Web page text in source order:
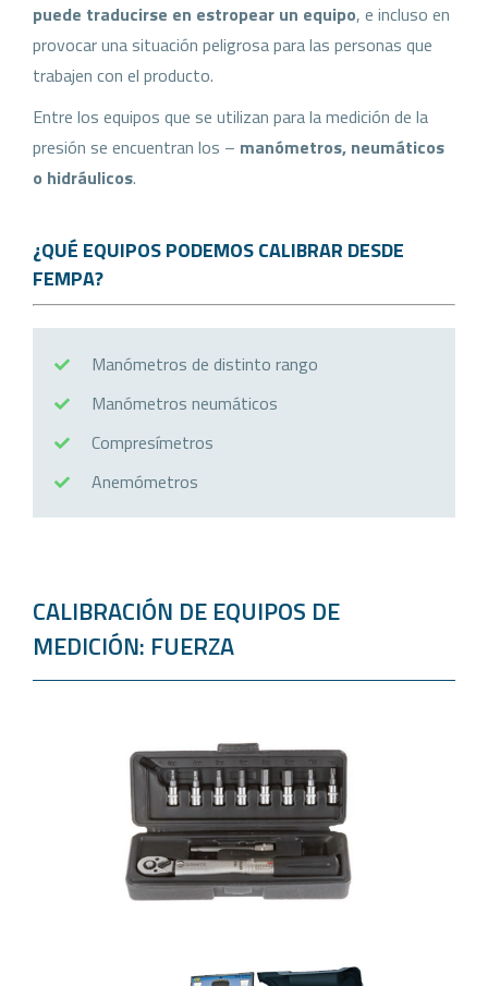
puede traducirse en estropear un equipo, e incluso en
provocar una situación peligrosa para las personas que
trabajen con el producto.
Entre los equipos que se utilizan para la medición de la
presión se encuentran los – manómetros, neumáticos
o hidráulicos.
¿QUÉ EQUIPOS PODEMOS CALIBRAR DESDE
FEMPA?
Manómetros de distinto rango
Manómetros neumáticos
Compresímetros
Anemómetros
CALIBRACIÓN DE EQUIPOS DE
MEDICIÓN: FUERZA